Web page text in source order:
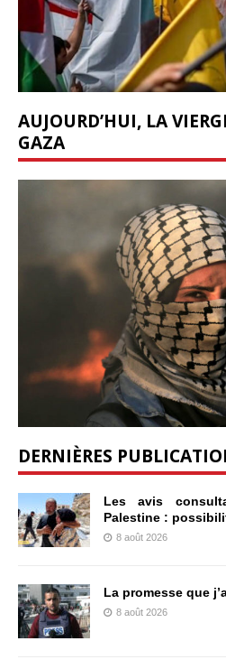
AUJOURD’HUI, LA
GAZA
DERNIÈRES
Les avis
Palestine :
8 août 2026
La promesse que
8 août 2026